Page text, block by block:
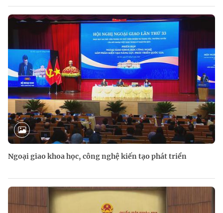
Ngoại giao khoa học, công nghệ kiến tạo phát triển